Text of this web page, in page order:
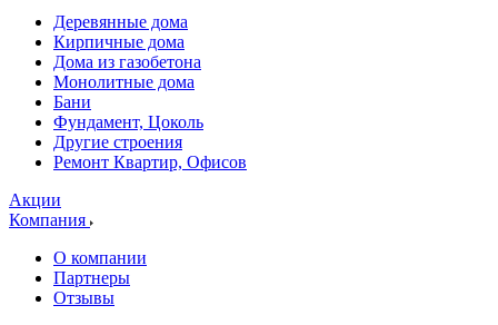
Деревянные дома
Кирпичные дома
Дома из газобетона
Монолитные дома
Бани
Фундамент, Цоколь
Другие строения
Ремонт Квартир, Офисов
Акции
Компания
О компании
Партнеры
Отзывы